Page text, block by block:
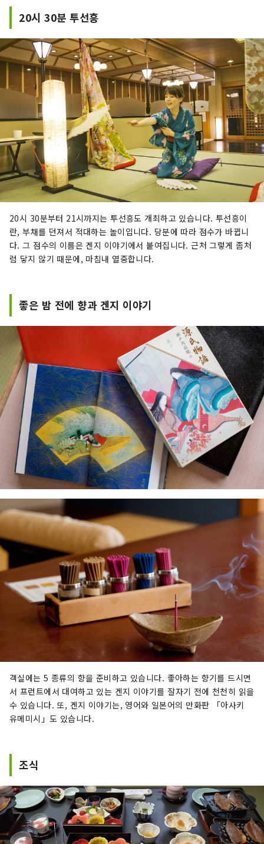
20시 30분 투선흥
20시 30분부터 21시까지는 투선흥도 개최하고 있습니다. 투선흥이
란, 부채를 던져서 적대하는 놀이입니다. 당분에 따라 점수가 바뀝니
다. 그 점수의 이름은 겐지 이야기에서 붙여집니다. 근처 그렇게 좀처
럼 닿지 않기 때문에, 마침내 열중합니다.
좋은 밤 전에 향과 겐지 이야기
객실에는 5 종류의 향을 준비하고 있습니다. 좋아하는 향기를 드시면
서 프런트에서 대여하고 있는 겐지 이야기를 잘자기 전에 천천히 읽을
수 있습니다. 또, 겐지 이야기는, 영어와 일본어의 만화판 「아사키
유메미시」도 있습니다.
조식